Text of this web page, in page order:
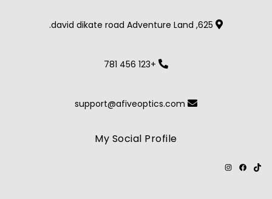
625, david dikate road Adventure Land.
+123 456 781
support@afiveoptics.com
My Social Profile